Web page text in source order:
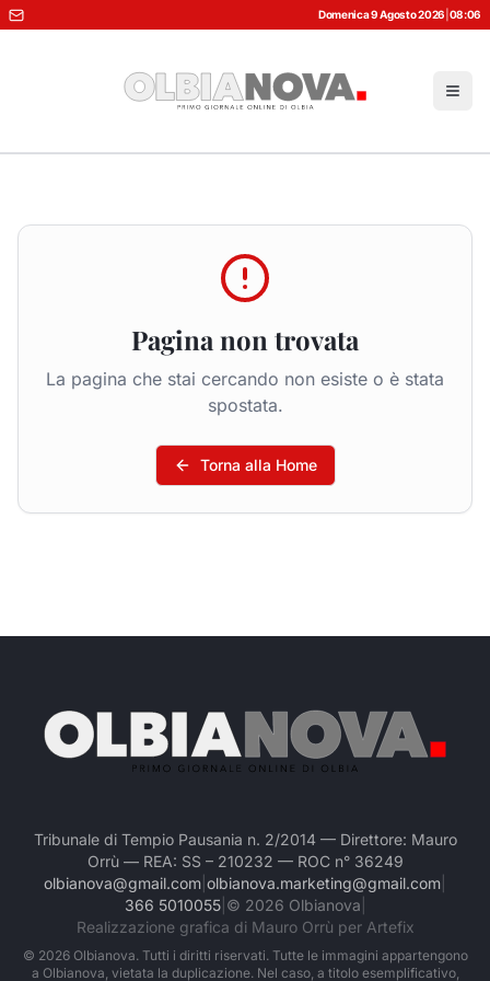
Domenica 9 Agosto 2026 08:06
Pagina non trovata
La pagina che stai cercando non esiste o è stata
spostata.
Torna alla Home
Tribunale di Tempio Pausania n. 2/2014 — Direttore: Mauro
Orrù — REA: SS – 210232 — ROC n° 36249
olbianova@gmail.com olbianova.marketing@gmail.com
366 5010055| © 2026 Olbianova
Realizzazione grafica di Mauro Orrù per Artefix
© 2026Olbianova. Tutti i diritti riservati. Tutte le immagini appartengono
a Olbianova, vietata la duplicazione. Nel caso, a titolo esemplificativo,